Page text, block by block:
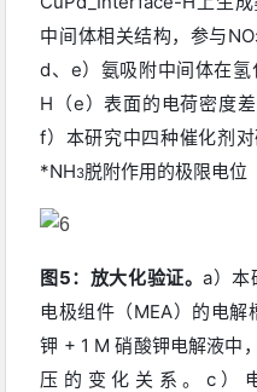
中间体相关结构，参与NO
d、e）氨吸附中间体在
H（e）表面的电荷密度
f）本研究中四种催化剂
*NH3脱附作用的极限电位
图5：放大化验证。a）本
电极组件（MEA）的电
钾 + 1 M 硝酸钾电解液中
压的变化关系。c）